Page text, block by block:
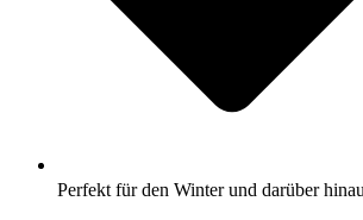
Perfekt für den Winter und darüber